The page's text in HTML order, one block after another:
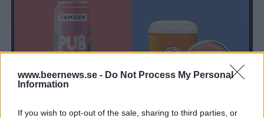
www.beernews.se - Do Not Process My Personal
Information
If you wish to opt-out of the sale, sharing to third parties, or
260 000 gratis pints ska hjälpa pubarna